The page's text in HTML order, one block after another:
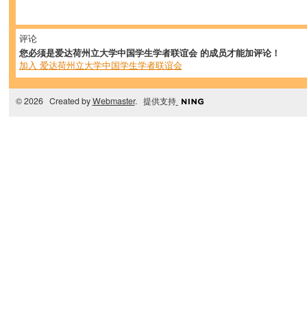
评论
您必须是爱达荷州立大学中国学生学者联谊会 的成员才能加评论！
加入 爱达荷州立大学中国学生学者联谊会
© 2026 Created byWebmaster. 提供支持